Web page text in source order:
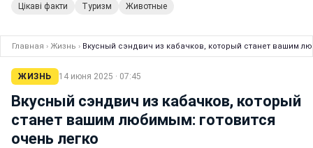
Цікаві факти Туризм Животные
Главная › Жизнь › Вкусный сэндвич из кабачков, который станет вашим
ЖИЗНЬ 14 июня 2025 · 07:45
Вкусный сэндвич из кабачков, который
станет вашим любимым: готовится
очень легко